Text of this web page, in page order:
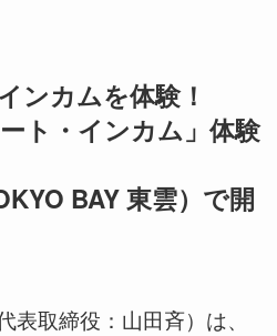
ンカムを体験！
ト・インカム」体験
BAY 東雲）で開
取締役：山田斉）は、